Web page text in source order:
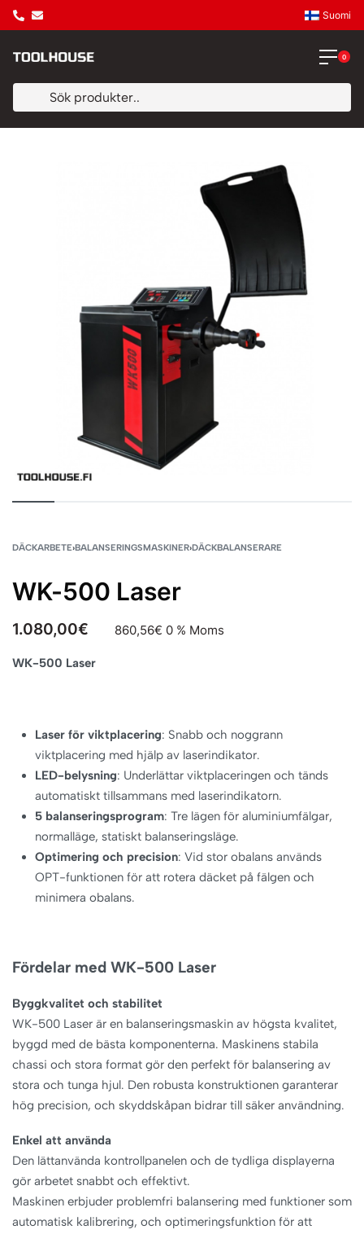
Suomi
0
DÄCKARBETE›BALANSERINGSMASKINER›DÄCKBALANSERARE
WK-500 Laser
1.080,00€ 860,56€ 0 % Moms
WK-500 Laser
Laser för viktplacering: Snabb och noggrann
viktplacering med hjälp av laserindikator.
LED-belysning: Underlättar viktplaceringen och tänds
automatiskt tillsammans med laserindikatorn.
5 balanseringsprogram: Tre lägen för aluminiumfälgar,
normalläge, statiskt balanseringsläge.
Optimering och precision: Vid stor obalans används
OPT-funktionen för att rotera däcket på fälgen och
minimera obalans.
Fördelar med WK-500 Laser
Byggkvalitet och stabilitet
WK-500 Laser är en balanseringsmaskin av högsta kvalitet,
byggd med de bästa komponenterna. Maskinens stabila
chassi och stora format gör den perfekt för balansering av
stora och tunga hjul. Den robusta konstruktionen garanterar
hög precision, och skyddskåpan bidrar till säker användning.
Enkel att använda
Den lättanvända kontrollpanelen och de tydliga displayerna
gör arbetet snabbt och effektivt.
Maskinen erbjuder problemfri balansering med funktioner som
automatisk kalibrering, och optimeringsfunktion för att